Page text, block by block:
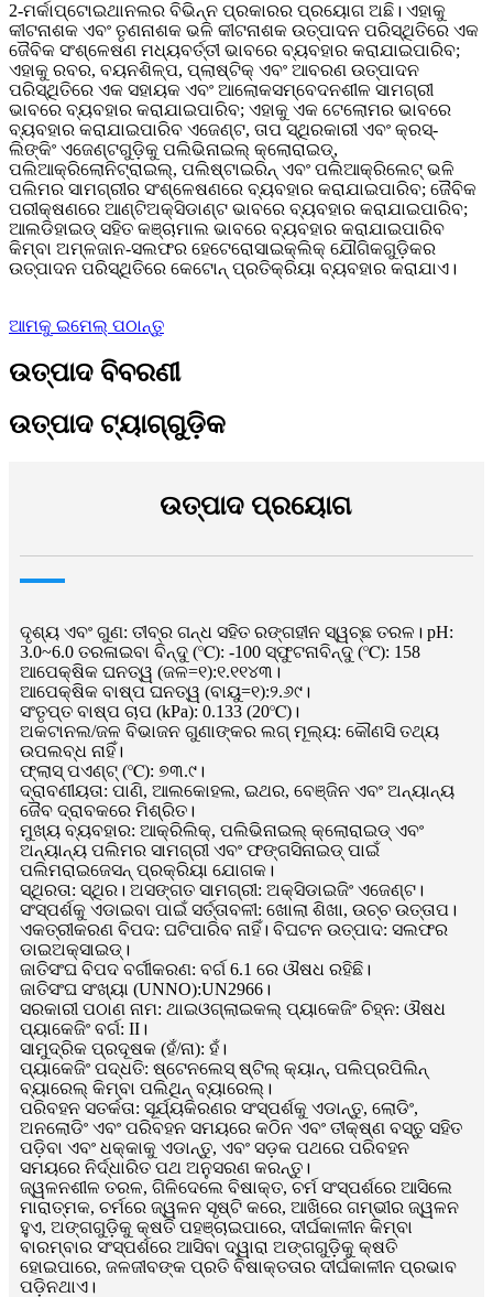
2-ମର୍କାପ୍ଟୋଇଥାନଲର ବିଭିନ୍ନ ପ୍ରକାରର ପ୍ରୟୋଗ ଅଛି। ଏହାକୁ
କୀଟନାଶକ ଏବଂ ତୃଣନାଶକ ଭଳି କୀଟନାଶକ ଉତ୍ପାଦନ ପରିସ୍ଥିତିରେ ଏକ
ଜୈବିକ ସଂଶ୍ଳେଷଣ ମଧ୍ୟବର୍ତ୍ତୀ ଭାବରେ ବ୍ୟବହାର କରାଯାଇପାରିବ;
ଏହାକୁ ରବର, ବୟନଶିଳ୍ପ, ପ୍ଲାଷ୍ଟିକ୍ ଏବଂ ଆବରଣ ଉତ୍ପାଦନ
ପରିସ୍ଥିତିରେ ଏକ ସହାୟକ ଏବଂ ଆଲୋକସମ୍ବେଦନଶୀଳ ସାମଗ୍ରୀ
ଭାବରେ ବ୍ୟବହାର କରାଯାଇପାରିବ; ଏହାକୁ ଏକ ଟେଲୋମର ଭାବରେ
ବ୍ୟବହାର କରାଯାଇପାରିବ ଏଜେଣ୍ଟ, ତାପ ସ୍ଥିରକାରୀ ଏବଂ କ୍ରସ୍-
ଲିଙ୍କିଂ ଏଜେଣ୍ଟଗୁଡ଼ିକୁ ପଲିଭିନାଇଲ୍ କ୍ଲୋରାଇଡ୍,
ପଲିଆକ୍ରିଲୋନିଟ୍ରାଇଲ୍, ପଲିଷ୍ଟାଇରିନ୍ ଏବଂ ପଲିଆକ୍ରିଲେଟ୍ ଭଳି
ପଲିମର ସାମଗ୍ରୀର ସଂଶ୍ଳେଷଣରେ ବ୍ୟବହାର କରାଯାଇପାରିବ; ଜୈବିକ
ପରୀକ୍ଷଣରେ ଆଣ୍ଟିଅକ୍ସିଡାଣ୍ଟ ଭାବରେ ବ୍ୟବହାର କରାଯାଇପାରିବ;
ଆଲଡିହାଇଡ୍ ସହିତ କଞ୍ଚାମାଲ ଭାବରେ ବ୍ୟବହାର କରାଯାଇପାରିବ
କିମ୍ବା ଅମ୍ଳଜାନ-ସଲଫର ହେଟେରୋସାଇକ୍ଲିକ୍ ଯୌଗିକଗୁଡ଼ିକର
ଉତ୍ପାଦନ ପରିସ୍ଥିତିରେ କେଟୋନ୍ ପ୍ରତିକ୍ରିୟା ବ୍ୟବହାର କରାଯାଏ।
ଆମକୁ ଇମେଲ୍ ପଠାନ୍ତୁ
ଉତ୍ପାଦ ବିବରଣୀ
ଉତ୍ପାଦ ଟ୍ୟାଗ୍‌ଗୁଡ଼ିକ
ଉତ୍ପାଦ ପ୍ରୟୋଗ
ଦୃଶ୍ୟ ଏବଂ ଗୁଣ: ତୀବ୍ର ଗନ୍ଧ ସହିତ ରଙ୍ଗହୀନ ସ୍ୱଚ୍ଛ ତରଳ। pH:
3.0~6.0 ତରଳାଇବା ବିନ୍ଦୁ (℃): -100 ସ୍ଫୁଟନାବିନ୍ଦୁ (℃): 158
ଆପେକ୍ଷିକ ଘନତ୍ୱ (ଜଳ=୧):୧.୧୧୪୩।
ଆପେକ୍ଷିକ ବାଷ୍ପ ଘନତ୍ୱ (ବାୟୁ=୧):୨.୬୯।
ସଂତୃପ୍ତ ବାଷ୍ପ ଚାପ (kPa): 0.133 (20℃)।
ଅକଟାନଲ/ଜଳ ବିଭାଜନ ଗୁଣାଙ୍କର ଲଗ୍ ମୂଲ୍ୟ: କୌଣସି ତଥ୍ୟ
ଉପଲବ୍ଧ ନାହିଁ।
ଫ୍ଲାସ୍ ପଏଣ୍ଟ୍ (℃): ୭୩.୯।
ଦ୍ରାବଣୀୟତା: ପାଣି, ଆଲକୋହଲ, ଇଥର, ବେଞ୍ଜିନ ଏବଂ ଅନ୍ୟାନ୍ୟ
ଜୈବ ଦ୍ରାବକରେ ମିଶ୍ରିତ।
ମୁଖ୍ୟ ବ୍ୟବହାର: ଆକ୍ରିଲିକ୍, ପଲିଭିନାଇଲ୍ କ୍ଲୋରାଇଡ୍ ଏବଂ
ଅନ୍ୟାନ୍ୟ ପଲିମର ସାମଗ୍ରୀ ଏବଂ ଫଙ୍ଗସିନାଇଡ୍ ପାଇଁ
ପଲିମରାଇଜେସନ୍ ପ୍ରକ୍ରିୟା ଯୋଗକ।
ସ୍ଥିରତା: ସ୍ଥିର। ଅସଙ୍ଗତ ସାମଗ୍ରୀ: ଅକ୍ସିଡାଇଜିଂ ଏଜେଣ୍ଟ।
ସଂସ୍ପର୍ଶକୁ ଏଡାଇବା ପାଇଁ ସର୍ତ୍ତାବଳୀ: ଖୋଲା ଶିଖା, ଉଚ୍ଚ ଉତ୍ତାପ।
ଏକତ୍ରୀକରଣ ବିପଦ: ଘଟିପାରିବ ନାହିଁ। ବିଘଟନ ଉତ୍ପାଦ: ସଲଫର
ଡାଇଅକ୍ସାଇଡ୍।
ଜାତିସଂଘ ବିପଦ ବର୍ଗୀକରଣ: ବର୍ଗ 6.1 ରେ ଔଷଧ ରହିଛି।
ଜାତିସଂଘ ସଂଖ୍ୟା (UNNO):UN2966।
ସରକାରୀ ପଠାଣ ନାମ: ଥାଇଓଗ୍ଲାଇକଲ୍ ପ୍ୟାକେଜିଂ ଚିହ୍ନ: ଔଷଧ
ପ୍ୟାକେଜିଂ ବର୍ଗ: II।
ସାମୁଦ୍ରିକ ପ୍ରଦୂଷକ (ହଁ/ନା): ହଁ।
ପ୍ୟାକେଜିଂ ପଦ୍ଧତି: ଷ୍ଟେନଲେସ୍ ଷ୍ଟିଲ୍ କ୍ୟାନ୍, ପଲିପ୍ରପିଲିନ୍
ବ୍ୟାରେଲ୍ କିମ୍ବା ପଲିଥିନ୍ ବ୍ୟାରେଲ୍।
ପରିବହନ ସତର୍କତା: ସୂର୍ଯ୍ୟକିରଣର ସଂସ୍ପର୍ଶକୁ ଏଡାନ୍ତୁ, ଲୋଡିଂ,
ଅନଲୋଡିଂ ଏବଂ ପରିବହନ ସମୟରେ କଠିନ ଏବଂ ତୀକ୍ଷ୍ଣ ବସ୍ତୁ ସହିତ
ପଡ଼ିବା ଏବଂ ଧକ୍କାକୁ ଏଡାନ୍ତୁ, ଏବଂ ସଡ଼କ ପଥରେ ପରିବହନ
ସମୟରେ ନିର୍ଦ୍ଧାରିତ ପଥ ଅନୁସରଣ କରନ୍ତୁ।
ଜ୍ୱଳନଶୀଳ ତରଳ, ଗିଳିଦେଲେ ବିଷାକ୍ତ, ଚର୍ମ ସଂସ୍ପର୍ଶରେ ଆସିଲେ
ମାରାତ୍ମକ, ଚର୍ମରେ ଜ୍ୱଳନ ସୃଷ୍ଟି କରେ, ଆଖିରେ ଗମ୍ଭୀର ଜ୍ୱଳନ
ହୁଏ, ଅଙ୍ଗଗୁଡ଼ିକୁ କ୍ଷତି ପହଞ୍ଚାଇପାରେ, ଦୀର୍ଘକାଳୀନ କିମ୍ବା
ବାରମ୍ବାର ସଂସ୍ପର୍ଶରେ ଆସିବା ଦ୍ୱାରା ଅଙ୍ଗଗୁଡ଼ିକୁ କ୍ଷତି
ହୋଇପାରେ, ଜଳଜୀବଙ୍କ ପ୍ରତି ବିଷାକ୍ତତାର ଦୀର୍ଘକାଳୀନ ପ୍ରଭାବ
ପଡ଼ିନଥାଏ।